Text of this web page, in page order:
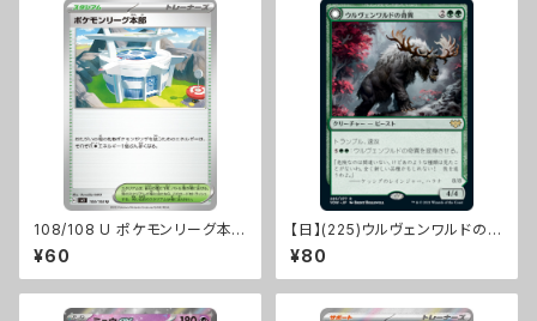
108/108 U ポケモンリーグ本
部【sv3】Gレギュ
¥60
【日】(225)ウルヴェンワルドの奇
異/Ulvenwald Oddity[VOW]
¥80